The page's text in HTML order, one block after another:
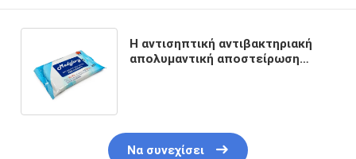
Η αντισηπτική αντιβακτηριακή
απολυμαντική αποστείρωση
Να συνεχίσει